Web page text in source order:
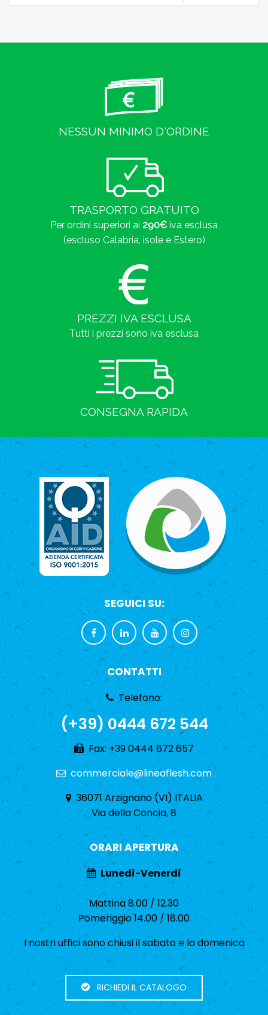
NESSUN MINIMO D'ORDINE
TRASPORTO GRATUITO
Per ordini superiori ai 290€iva esclusa
(escluso Calabria, isole e Estero)
PREZZI IVA ESCLUSA
Tutti i prezzi sono iva esclusa
CONSEGNA RAPIDA
SEGUICI SU:
CONTATTI
Telefono:
(+39) 0444 672 544
Fax: +39 0444 672 657
commerciale@lineaflesh.com
36071 Arzignano (VI) ITALIA
Via della Concia, 8
ORARI APERTURA
Lunedì-Venerdì
Mattina 8.00 / 12.30
Pomeriggio 14.00 / 18.00
I nostri uffici sono chiusi il sabato e la domenica
RICHIEDI IL CATALOGO